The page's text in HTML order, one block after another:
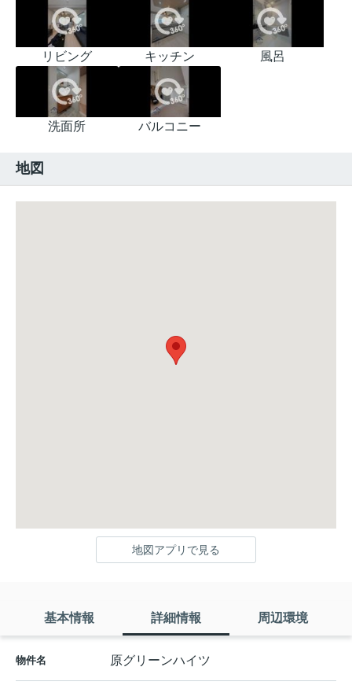
リビング キッチン 風呂
洗面所 バルコニー
地図
地図アプリで見る
基本情報 詳細情報 周辺環境
物件名 原グリーンハイツ